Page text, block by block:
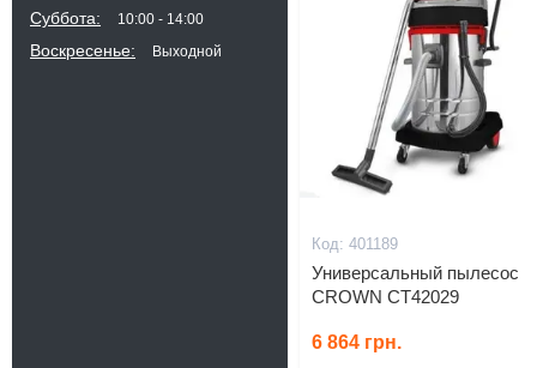
Суббота 10:00 14:00
Воскресенье Выходной
401189
Универсальный пылесос
CROWN CT42029
6 864 грн.